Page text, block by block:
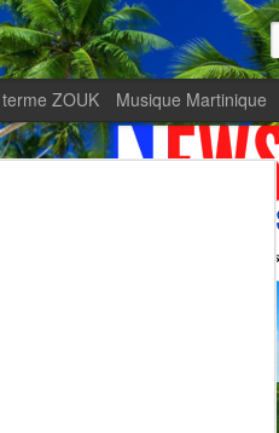
ZOUK Musique Martinique
Le Monde met
Zitata TV, fierté d’une